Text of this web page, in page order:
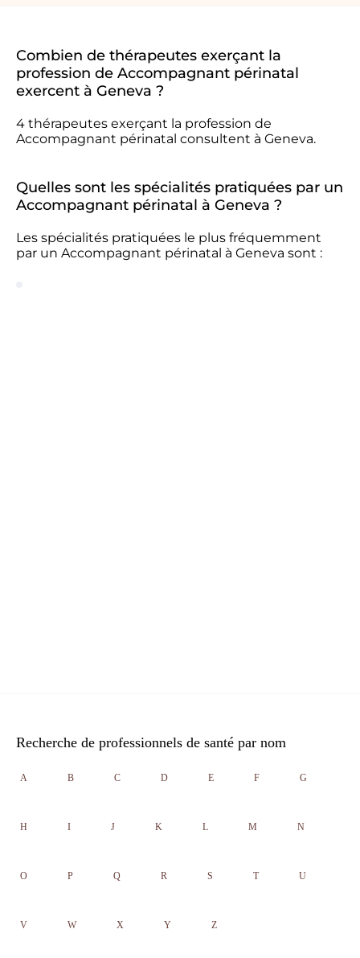
Combien de thérapeutes exerçant la
profession de Accompagnant périnatal
exercent à Geneva ?
4 thérapeutes exerçant la profession de
Accompagnant périnatal consultent à Geneva.
Quelles sont les spécialités pratiquées par un
Accompagnant périnatal à Geneva ?
Les spécialités pratiquées le plus fréquemment
par un Accompagnant périnatal à Geneva sont :
Recherche de professionnels de santé par nom
A B C D E F G
H I J K L M N
O P Q R S T U
V W X Y Z